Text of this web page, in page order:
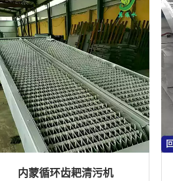
防洪排涝
内蒙循环齿耙清污机